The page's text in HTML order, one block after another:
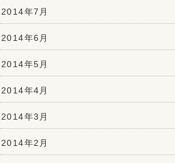
2014年7月
2014年6月
2014年5月
2014年4月
2014年3月
2014年2月